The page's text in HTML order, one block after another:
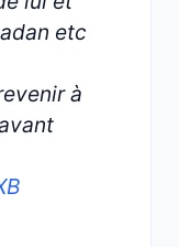
etc
à